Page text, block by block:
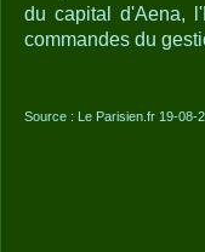
du capital d'Aena,
commandes du
Source : Le Parisien.fr 19-08-